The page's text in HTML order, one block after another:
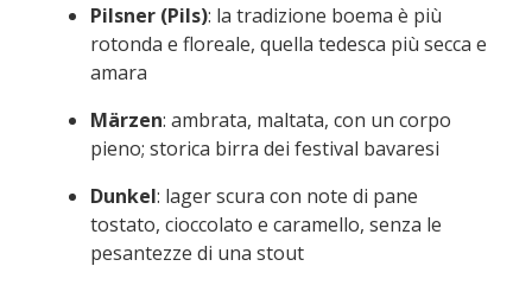
Pilsner (Pils): la tradizione boema è più
rotonda e floreale, quella tedesca più secca e
amara
Märzen: ambrata, maltata, con un corpo
pieno; storica birra dei festival bavaresi
Dunkel: lager scura con note di pane
tostato, cioccolato e caramello, senza le
pesantezze di una stout